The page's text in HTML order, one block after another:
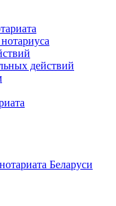
действий
Беларуси